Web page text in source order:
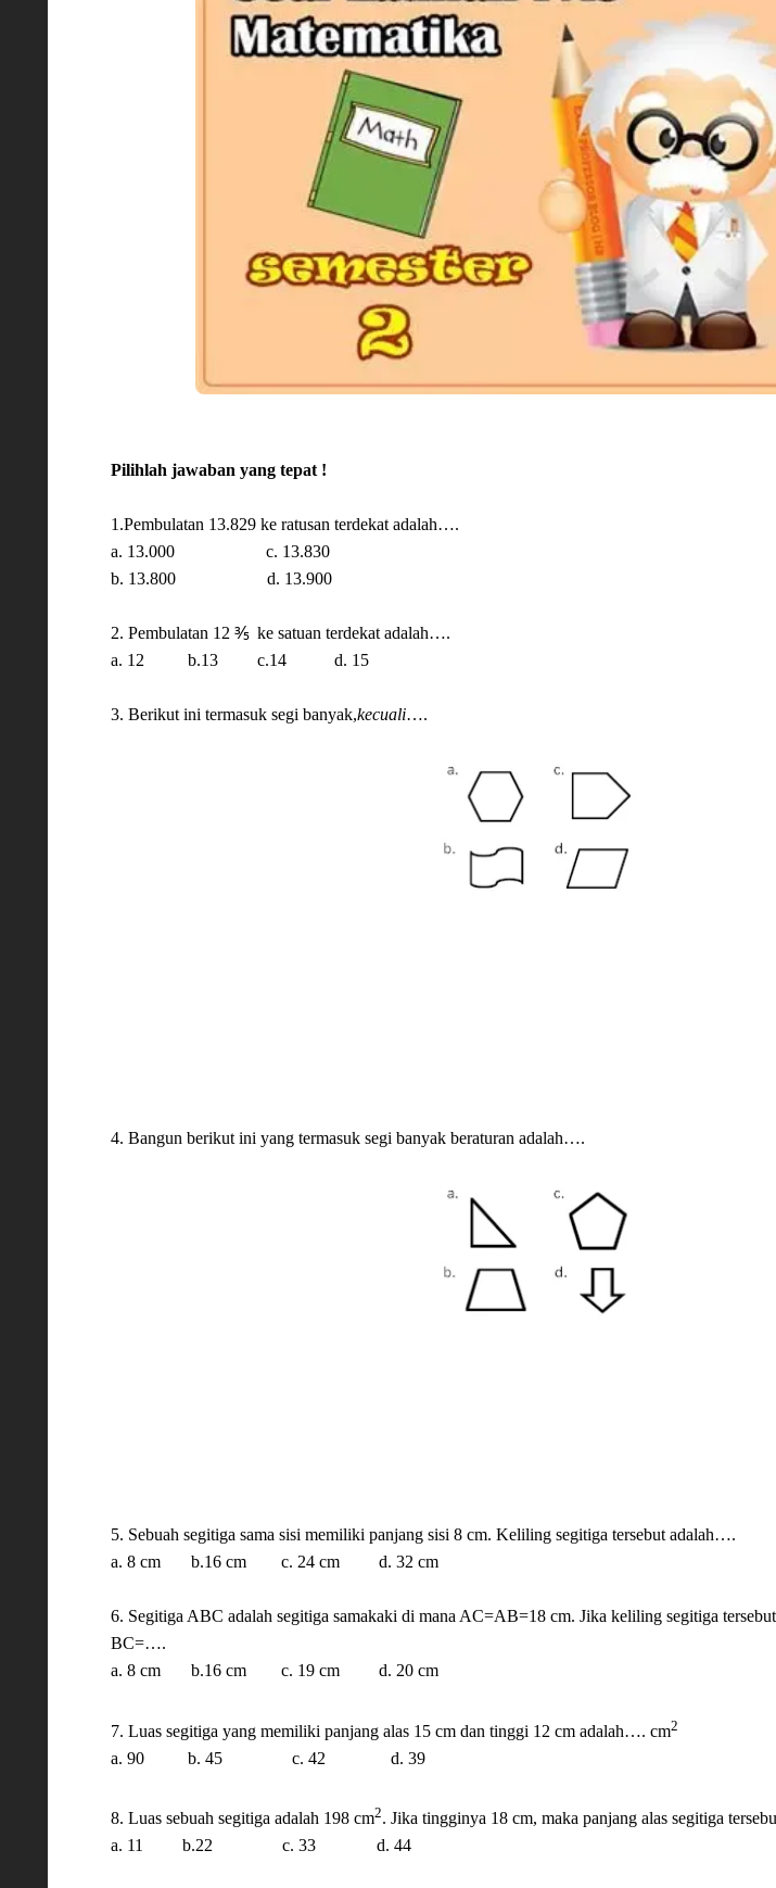
Pilihlah jawaban yang tepat !
1.Pembulatan 13.829 ke ratusan terdekat adalah….
a. 13.000
c. 13.830
b. 13.800
d. 13.900
2. Pembulatan 12 ⅗ ke satuan terdekat adalah….
a. 12
b.13 c.14 d. 15
3. Berikut ini termasuk segi banyak,kecuali….
4. Bangun berikut ini yang termasuk segi banyak beraturan adalah….
5. Sebuah segitiga sama sisi memiliki panjang sisi 8 cm. Keliling segitiga tersebut adalah….
a. 8 cm
b.16 cm c. 24 cm d. 32 cm
6. Segitiga ABC adalah segitiga samakaki di mana AC=AB=18 cm. Jika keliling segitiga
BC=….
a. 8 cm
b.16 cm c. 19 cm d. 20 cm
7. Luas segitiga yang memiliki panjang alas 15 cm dan tinggi 12 cm adalah…. cm2
a. 90 b. 45 c. 42 d. 39
8. Luas sebuah segitiga adalah 198 cm2. Jika tingginya 18 cm, maka panjang alas segitiga
a. 11
b.22 c. 33 d. 44